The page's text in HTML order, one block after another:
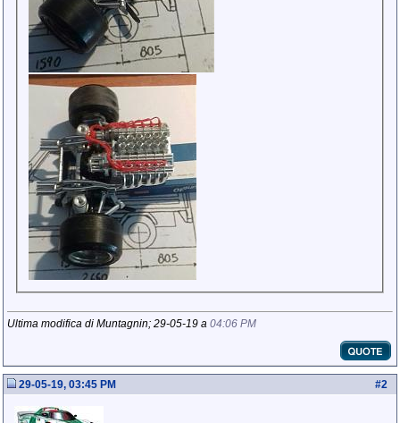
Ultima modifica di Muntagnin; 29-05-19 a 04:06 PM
#2
29-05-19, 03:45 PM